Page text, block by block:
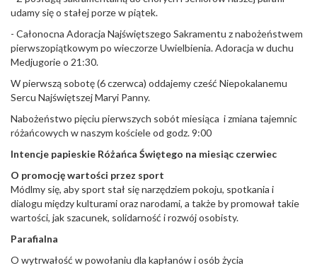
udamy się o stałej porze w piątek.
- Całonocna Adoracja Najświętszego Sakramentu z nabożeństwem
pierwszopiątkowym po wieczorze Uwielbienia. Adoracja w duchu
Medjugorie o 21:30.
W pierwszą sobotę (6 czerwca) oddajemy cześć Niepokalanemu
Sercu Najświętszej Maryi Panny.
Nabożeństwo pięciu pierwszych sobót miesiąca i zmiana tajemnic
różańcowych w naszym kościele od godz. 9:00
Intencje papieskie Różańca Świętego na miesiąc czerwiec
O promocjęwartości przez sport
Módlmy się, aby sport stał się narzędziem pokoju, spotkania i
dialogu między kulturami oraz narodami, a także by promował takie
wartości, jak szacunek, solidarność i rozwój osobisty.
Parafialna
O wytrwałość w powołaniu dla kapłanów i osób życia